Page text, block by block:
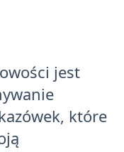
jest
które